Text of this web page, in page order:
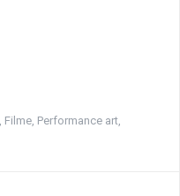
Filme Performance art